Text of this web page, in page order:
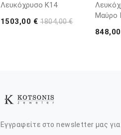
Λευκόχρυσο K14
1503,00 €1804,00 €
Μαύρο
Εγγραφείτε στο newsletter μας